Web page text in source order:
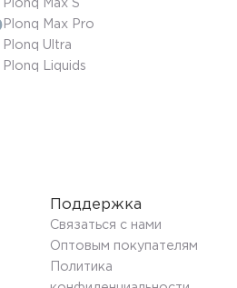
Plonq Max S
Plonq Max Pro
Plonq Ultra
Plonq Liquids
Поддержка
Связаться с нами
Оптовым покупателям
Политика